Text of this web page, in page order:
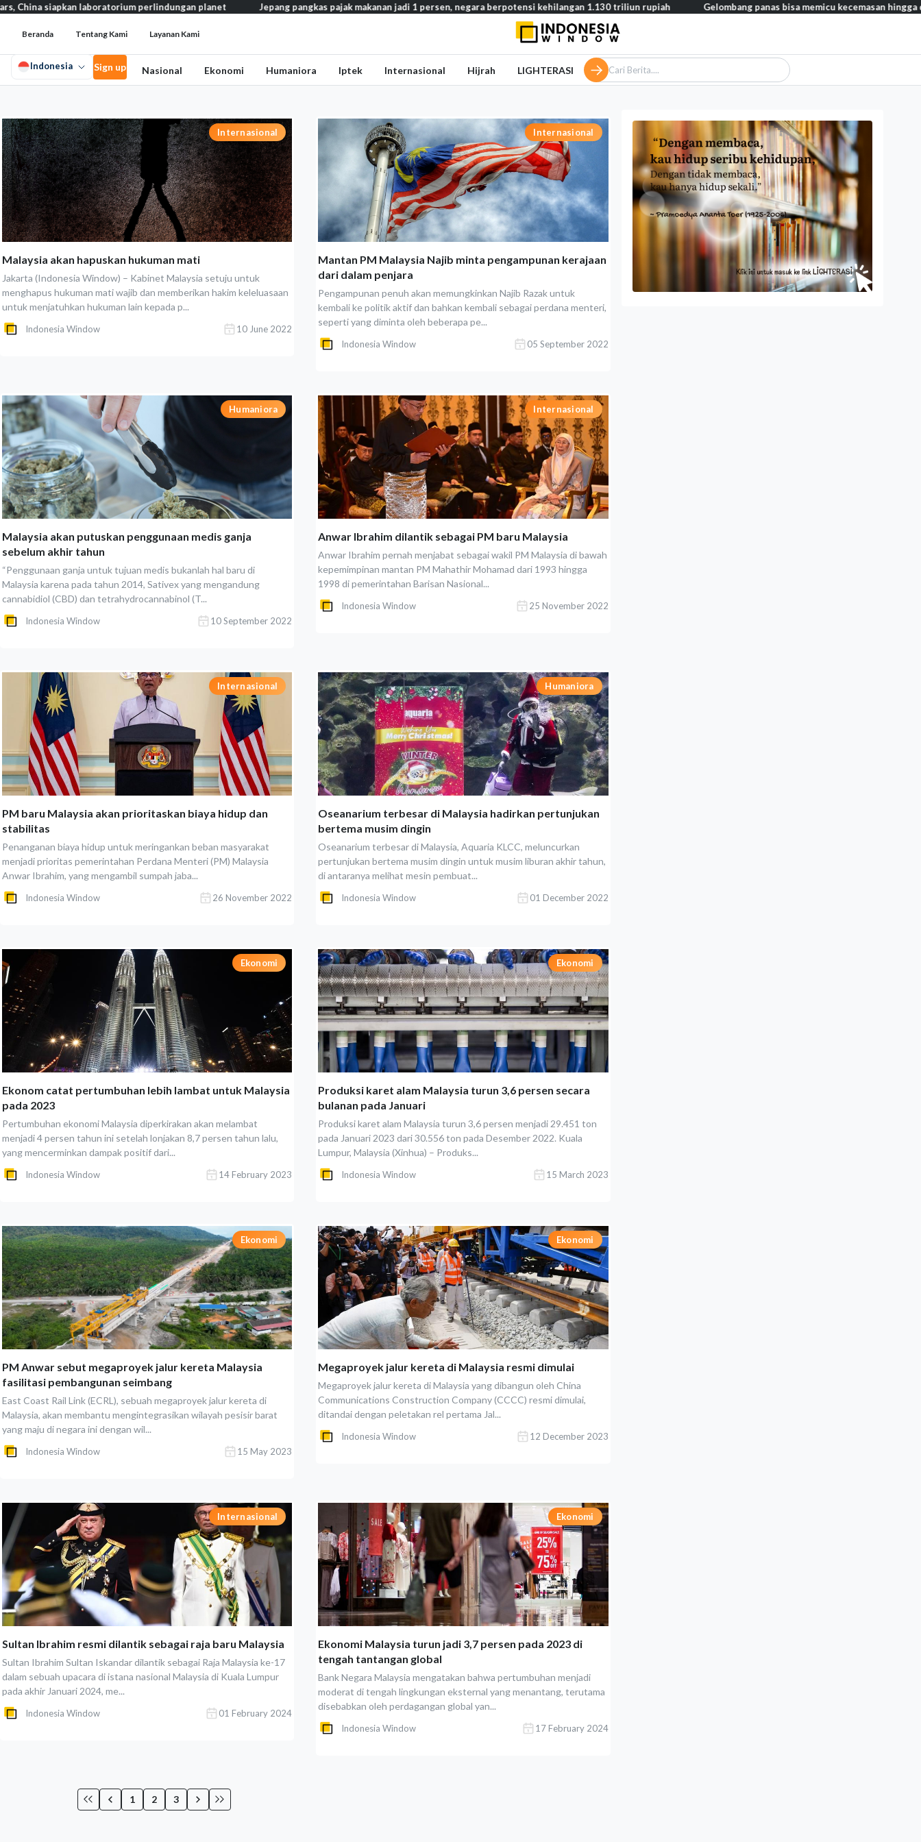
Internasional
Malaysia akan hapuskan hukuman mati
Jakarta (Indonesia Window) – Kabinet Malaysia setuju untuk
menghapus hukuman mati wajib dan memberikan hakim keleluasaan
untuk menjatuhkan hukuman lain kepada p...
Indonesia Window 10 June 2022
Internasional
Mantan PM Malaysia Najib minta pengampunan kerajaan
dari dalam penjara
Pengampunan penuh akan memungkinkan Najib Razak untuk
kembali ke politik aktif dan bahkan kembali sebagai perdana menteri,
seperti yang diminta oleh beberapa pe...
Indonesia Window 05 September 2022
Humaniora
Malaysia akan putuskan penggunaan medis ganja
sebelum akhir tahun
“Penggunaan ganja untuk tujuan medis bukanlah hal baru di
Malaysia karena pada tahun 2014, Sativex yang mengandung
cannabidiol (CBD) dan tetrahydrocannabinol (T...
Indonesia Window 10 September 2022
Internasional
Anwar Ibrahim dilantik sebagai PM baru Malaysia
Anwar Ibrahim pernah menjabat sebagai wakil PM Malaysia di bawah
kepemimpinan mantan PM Mahathir Mohamad dari 1993 hingga
1998 di pemerintahan Barisan Nasional...
Indonesia Window 25 November 2022
Internasional
PM baru Malaysia akan prioritaskan biaya hidup dan
stabilitas
Penanganan biaya hidup untuk meringankan beban masyarakat
menjadi prioritas pemerintahan Perdana Menteri (PM) Malaysia
Anwar Ibrahim, yang mengambil sumpah jaba...
Indonesia Window 26 November 2022
Humaniora
Oseanarium terbesar di Malaysia hadirkan pertunjukan
bertema musim dingin
Oseanarium terbesar di Malaysia, Aquaria KLCC, meluncurkan
pertunjukan bertema musim dingin untuk musim liburan akhir tahun,
di antaranya melihat mesin pembuat...
Indonesia Window 01 December 2022
Ekonomi
Ekonom catat pertumbuhan lebih lambat untuk Malaysia
pada 2023
Pertumbuhan ekonomi Malaysia diperkirakan akan melambat
menjadi 4 persen tahun ini setelah lonjakan 8,7 persen tahun lalu,
yang mencerminkan dampak positif dari...
Indonesia Window 14 February 2023
Ekonomi
Produksi karet alam Malaysia turun 3,6 persen secara
bulanan pada Januari
Produksi karet alam Malaysia turun 3,6 persen menjadi 29.451 ton
pada Januari 2023 dari 30.556 ton pada Desember 2022. Kuala
Lumpur, Malaysia (Xinhua) – Produks...
Indonesia Window 15 March 2023
Ekonomi
PM Anwar sebut megaproyek jalur kereta Malaysia
fasilitasi pembangunan seimbang
East Coast Rail Link (ECRL), sebuah megaproyek jalur kereta di
Malaysia, akan membantu mengintegrasikan wilayah pesisir barat
yang maju di negara ini dengan wil...
Indonesia Window 15 May 2023
Ekonomi
Megaproyek jalur kereta di Malaysia resmi dimulai
Megaproyek jalur kereta di Malaysia yang dibangun oleh China
Communications Construction Company (CCCC) resmi dimulai,
ditandai dengan peletakan rel pertama Jal...
Indonesia Window 12 December 2023
Internasional
Sultan Ibrahim resmi dilantik sebagai raja baru Malaysia
Sultan Ibrahim Sultan Iskandar dilantik sebagai Raja Malaysia ke-17
dalam sebuah upacara di istana nasional Malaysia di Kuala Lumpur
pada akhir Januari 2024, me...
Indonesia Window 01 February 2024
Ekonomi
Ekonomi Malaysia turun jadi 3,7 persen pada 2023 di
tengah tantangan global
Bank Negara Malaysia mengatakan bahwa pertumbuhan menjadi
moderat di tengah lingkungan eksternal yang menantang, terutama
disebabkan oleh perdagangan global yan...
Indonesia Window 17 February 2024
1 2 3
laboratorium perlindungan planet Jepang pangkas pajak makanan jadi 1 persen, negara berpotensi kehilangan 1.130 triliun rupiah Gelombang panas bisa memicu kecemasan hingga depresi
Beranda Tentang Kami Layanan Kami
Indonesia Sign up Nasional Ekonomi Humaniora Iptek Internasional Hijrah LIGHTERASI